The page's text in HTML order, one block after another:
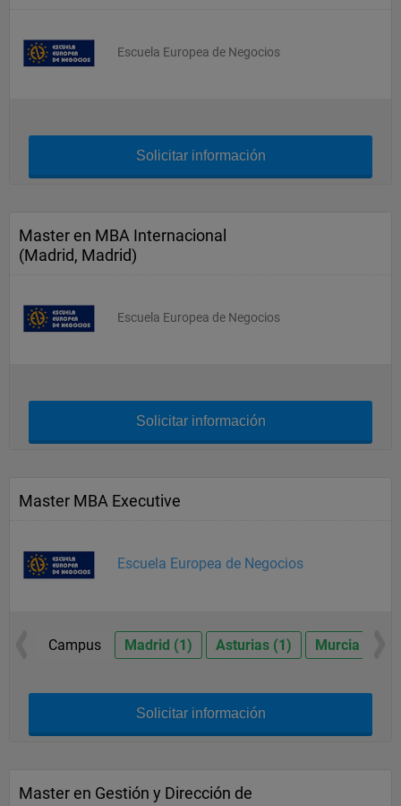
Escuela Europea de Negocios
Solicitar información
Master en MBA Internacional
(Madrid, Madrid)
Escuela Europea de Negocios
Solicitar información
Master MBA Executive
Escuela Europea de Negocios
Campus Madrid (1) Asturias (1) Murcia (1)
Solicitar información
Master en Gestión y Dirección de